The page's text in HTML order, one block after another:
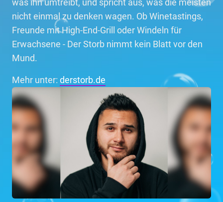
was ihn umtreibt, und spricht aus, was die meisten
nicht einmal zu denken wagen. Ob Winetastings,
Freunde mit High-End-Grill oder Windeln für
Erwachsene - Der Storb nimmt kein Blatt vor den
Mund.
Mehr unter: derstorb.de